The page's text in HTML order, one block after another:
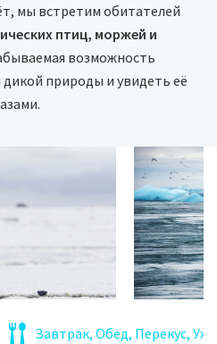
мы встретим обитателей
птиц, моржей и
возможность
природы и увидеть её
Завтрак, Обед, Перекус,